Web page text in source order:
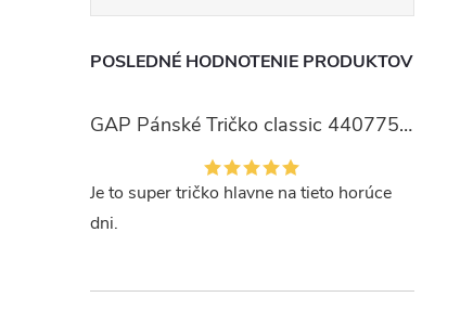
POSLEDNÉ HODNOTENIE PRODUKTOV
GAP Pánské Tričko classic 440775-00
Je to super tričko hlavne na tieto horúce
dni.